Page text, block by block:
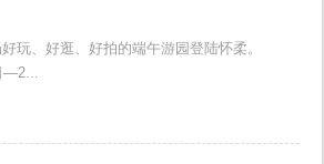
玩、好逛、好拍的端午游园登陆怀柔。
—2...